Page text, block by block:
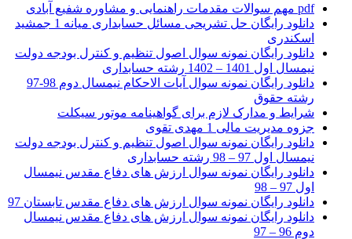
pdf مهم سوالات مقدمات راهنمایی و مشاوره شفیع آبادی
دانلود رایگان حل تشریحی مسائل حسابداری میانه 1 جمشید
اسکندری
دانلود رایگان نمونه سوال اصول تنظیم و کنترل بودجه دولت
نیمسال اول 1401 – 1402 رشته حسابداری
دانلود رایگان نمونه سوال آیات الاحکام نیمسال دوم 98-97
رشته حقوق
شرایط و مدارک لازم برای گواهینامه موتور سیکلت
جزوه مدیریت مالی 1 مهدی تقوی
دانلود رایگان نمونه سوال اصول تنظیم و کنترل بودجه دولت
نیمسال اول 97 – 98 رشته حسابداری
دانلود رایگان نمونه سوال ارزش های دفاع مقدس نیمسال
اول 97 – 98
دانلود رایگان نمونه سوال ارزش های دفاع مقدس تابستان 97
دانلود رایگان نمونه سوال ارزش های دفاع مقدس نیمسال
دوم 96 – 97